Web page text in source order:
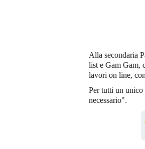
Alla secondaria
list e Gam Gam,
lavori on line,
Per tutti un unico
necessario".